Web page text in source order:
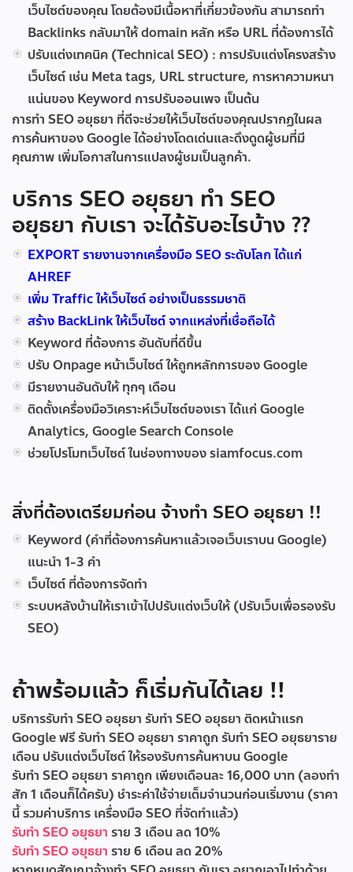
เว็บไซต์ของคุณ โดยต้องมีเนื้อหาที่เกี่ยวข้องกัน สามารถทำ
Backlinks กลับมาให้ domain หลัก หรือ URL ที่ต้องการได้
ปรับแต่งเทคนิค (Technical SEO) : การปรับแต่งโครงสร้าง
เว็บไซต์ เช่น Meta tags, URL structure, การหาความหนา
แน่นของ Keyword การปรับออนเพจ เป็นต้น
การทำ SEO อยุธยา ที่ดีจะช่วยให้เว็บไซต์ของคุณปรากฏในผล
การค้นหาของ Google ได้อย่างโดดเด่นและดึงดูดผู้ชมที่มี
คุณภาพ เพิ่มโอกาสในการแปลงผู้ชมเป็นลูกค้า.
บริการ SEO อยุธยา ทำ SEO
อยุธยา กับเรา จะได้รับอะไรบ้าง ??
EXPORT รายงานจากเครื่องมือ SEO ระดับโลก ได้แก่
AHREF
เพิ่ม Traffic ให้เว็บไซต์ อย่างเป็นธรรมชาติ
สร้าง BackLink ให้เว็บไซต์ จากแหล่งที่เชื่อถือได้
Keyword ที่ต้องการ อันดับที่ดีขึ้น
ปรับ Onpage หน้าเว็บไซต์ ให้ถูกหลักการของ Google
มีรายงานอันดับให้ ทุกๆ เดือน
ติดตั้งเครื่องมือวิเคราะห์เว็บไซต์ของเรา ได้แก่ Google
Analytics, Google Search Console
ช่วยโปรโมทเว็บไซต์ ในช่องทางของ siamfocus.com
สิ่งที่ต้องเตรียมก่อน จ้างทำ SEO อยุธยา !!
Keyword (คำที่ต้องการค้นหาแล้วเจอเว็บเราบน Google)
แนะนำ 1-3 คำ
เว็บไซต์ ที่ต้องการจัดทำ
ระบบหลังบ้านให้เราเข้าไปปรับแต่งเว็บให้ (ปรับเว็บเพื่อรองรับ
SEO)
ถ้าพร้อมแล้ว ก็เริ่มกันได้เลย !!
บริการรับทำ SEO อยุธยา รับทำ SEO อยุธยา ติดหน้าแรก
Google ฟรีรับทํา SEO อยุธยา ราคาถูกรับทํา SEO อยุธยาราย
เดือน ปรับแต่งเว็บไซต์ ให้รองรับการค้นหาบน Google
รับทำ SEO อยุธยา ราคาถูก เพียงเดือนละ 16,000 บาท (ลองทำ
สัก 1 เดือนก็ได้ครับ) ชำระค่าใช้จ่ายเต็มจำนวนก่อนเริ่มงาน (ราคา
นี้ รวมค่าบริการ เครื่องมือ SEO ที่จัดทำแล้ว)
รับทำ SEO อยุธยา ราย 3 เดือน ลด 10%
รับทำ SEO อยุธยา ราย 6 เดือน ลด 20%